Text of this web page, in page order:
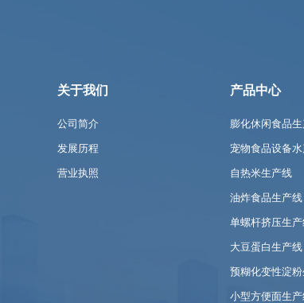
关于我们
公司简介
发展历程
营业执照
产品中心
膨化休闲食品
宠物食品设备
自热米生产线
油炸食品生产线
单螺杆挤压生
大豆蛋白生产线
预糊化变性淀
小型方便面生